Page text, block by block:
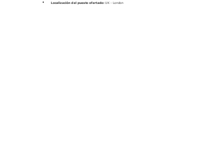
• Localización del puesto ofertado: UK - London